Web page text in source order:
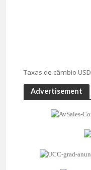
Taxas de câmbio USD
Advertisement